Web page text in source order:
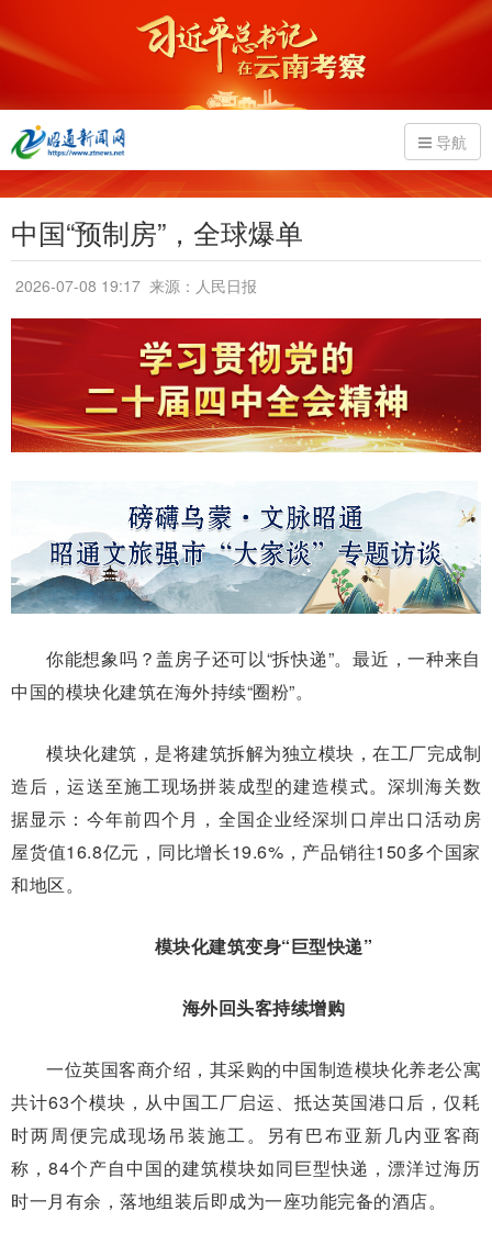
导航
中国“预制房”，全球爆单
2026-07-08 19:17 来源：人民日报
你能想象吗？盖房子还可以“拆快递”。最近，一种来自
中国的模块化建筑在海外持续“圈粉”。
模块化建筑，是将建筑拆解为独立模块，在工厂完成制
造后，运送至施工现场拼装成型的建造模式。深圳海关数
据显示：今年前四个月，全国企业经深圳口岸出口活动房
屋货值16.8亿元，同比增长19.6%，产品销往150多个国家
和地区。
模块化建筑变身“巨型快递”
海外回头客持续增购
一位英国客商介绍，其采购的中国制造模块化养老公寓
共计63个模块，从中国工厂启运、抵达英国港口后，仅耗
时两周便完成现场吊装施工。另有巴布亚新几内亚客商
称，84个产自中国的建筑模块如同巨型快递，漂洋过海历
时一月有余，落地组装后即成为一座功能完备的酒店。